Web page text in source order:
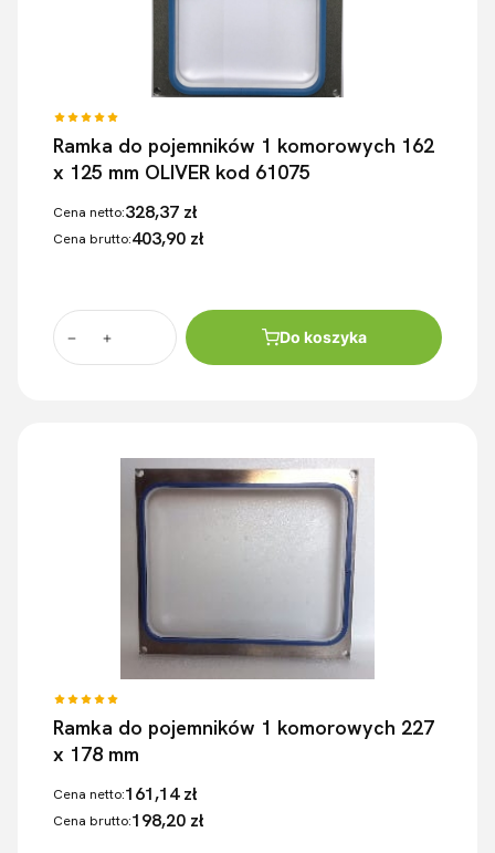
Ramka do pojemników 1 komorowych 162
x 125 mm OLIVER kod 61075
Cena netto:328,37 zł
Cena brutto:403,90 zł
Do koszyka
Ramka do pojemników 1 komorowych 227
x 178 mm
Cena netto:161,14 zł
Cena brutto:198,20 zł